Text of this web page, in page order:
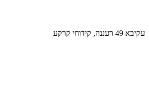
עקיבא 49 רעננה, קידוחי קרקע